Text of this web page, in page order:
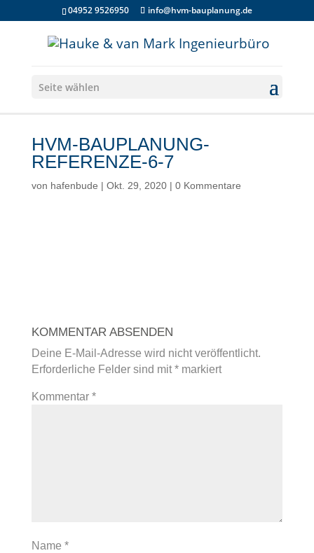
04952 9526950 info@hvm-bauplanung.de
Seite wählen
HVM-BAUPLANUNG-
REFERENZE-6-7
von hafenbude | Okt. 29, 2020| 0 Kommentare
KOMMENTAR ABSENDEN
Deine E-Mail-Adresse wird nicht veröffentlicht.
Erforderliche Felder sind mit *markiert
Kommentar *
Name *